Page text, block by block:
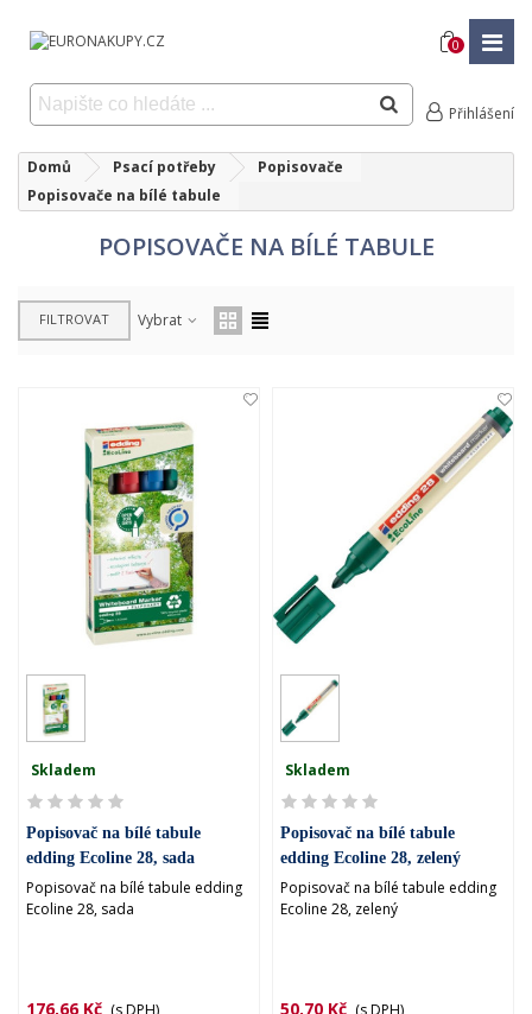
0
Přihlášení
Domů Psací potřeby
Popisovače
Popisovače na bílé tabule
POPISOVAČE NA BÍLÉ TABULE
FILTROVAT Vybrat
Skladem
Popisovač na bílé tabule
edding Ecoline 28, sada
Popisovač na bílé tabule edding
Ecoline 28, sada
176,66 Kč (s DPH)
Skladem
Popisovač na bílé tabule
edding Ecoline 28, zelený
Popisovač na bílé tabule edding
Ecoline 28, zelený
50,70 Kč (s DPH)